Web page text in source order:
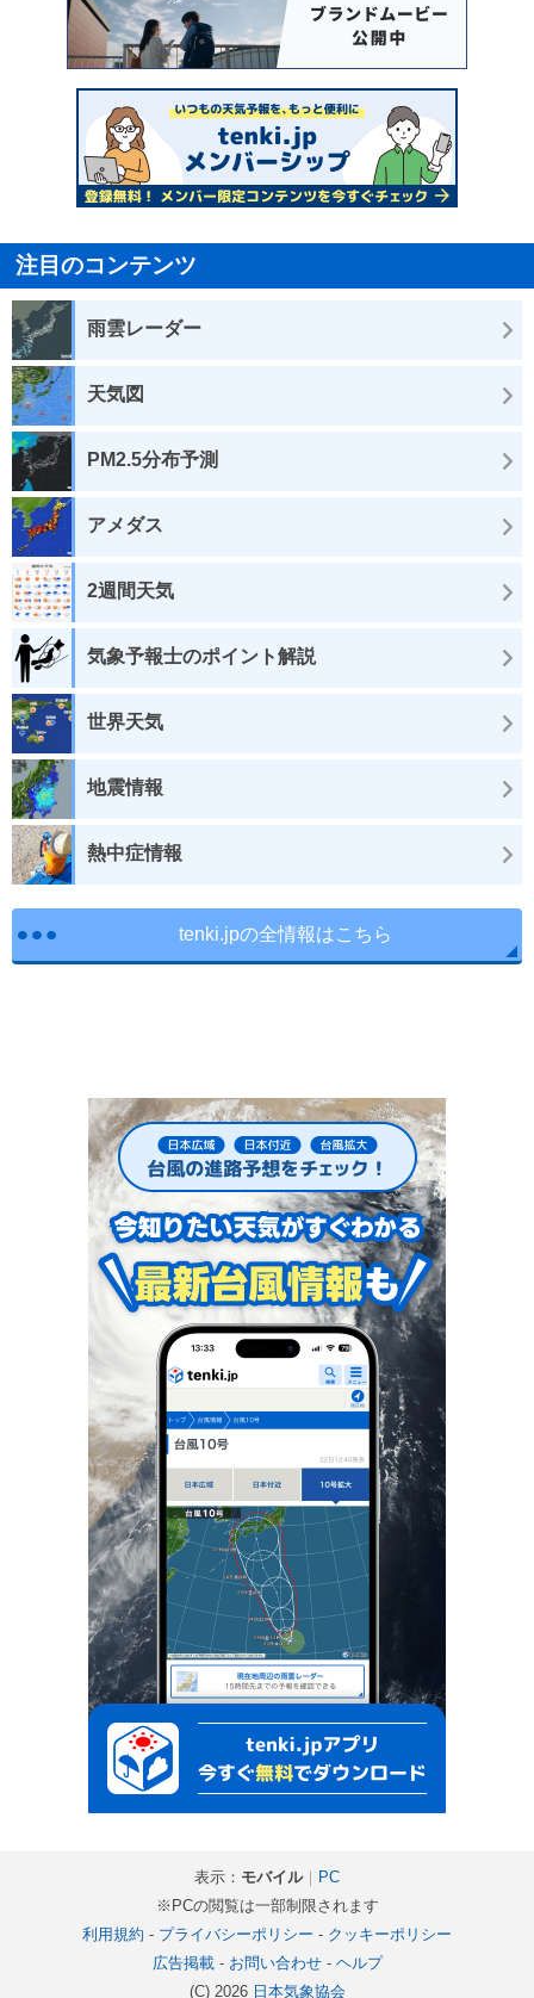
注目のコンテンツ
雨雲レーダー
天気図
PM2.5分布予測
アメダス
2週間天気
気象予報士のポイント解説
世界天気
地震情報
熱中症情報
tenki.jpの全情報はこちら
表示： モバイル｜
PC
※PCの閲覧は一部制限されます
利用規約 - プライバシーポリシー - クッキーポリシー
広告掲載- お問い合わせ- ヘルプ
(C) 2026 日本気象協会